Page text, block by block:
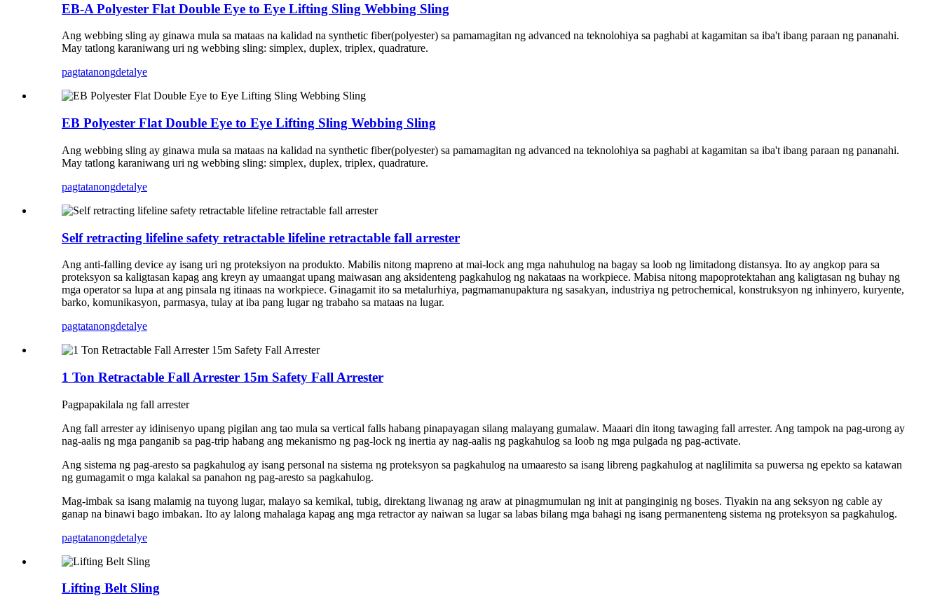
EB-A Polyester Flat Double Eye to Eye Lifting Sling Webbing Sling
Ang webbing sling ay ginawa mula sa mataas na kalidad na synthetic fiber(polyester) sa pamamagitan ng advanced na teknolohiya sa paghabi at kagamitan sa iba't ibang paraan ng pananahi.
May tatlong karaniwang uri ng webbing sling: simplex, duplex, triplex, quadrature.
pagtatanongdetalye
EB Polyester Flat Double Eye to Eye Lifting Sling Webbing Sling
Ang webbing sling ay ginawa mula sa mataas na kalidad na synthetic fiber(polyester) sa pamamagitan ng advanced na teknolohiya sa paghabi at kagamitan sa iba't ibang paraan ng pananahi.
May tatlong karaniwang uri ng webbing sling: simplex, duplex, triplex, quadrature.
pagtatanongdetalye
Self retracting lifeline safety retractable lifeline retractable fall arrester
Ang anti-falling device ay isang uri ng proteksiyon na produkto. Mabilis nitong mapreno at mai-lock ang mga nahuhulog na bagay sa loob ng limitadong distansya. Ito ay angkop para sa
proteksyon sa kaligtasan kapag ang kreyn ay umaangat upang maiwasan ang aksidenteng pagkahulog ng nakataas na workpiece. Mabisa nitong mapoprotektahan ang kaligtasan ng buhay ng
mga operator sa lupa at ang pinsala ng itinaas na workpiece. Ginagamit ito sa metalurhiya, pagmamanupaktura ng sasakyan, industriya ng petrochemical, konstruksyon ng inhinyero, kuryente,
barko, komunikasyon, parmasya, tulay at iba pang lugar ng trabaho sa mataas na lugar.
pagtatanongdetalye
1 Ton Retractable Fall Arrester 15m Safety Fall Arrester
Pagpapakilala ng fall arrester
Ang fall arrester ay idinisenyo upang pigilan ang tao mula sa vertical falls habang pinapayagan silang malayang gumalaw. Maaari din itong tawaging fall arrester. Ang tampok na pag-urong ay
nag-aalis ng mga panganib sa pag-trip habang ang mekanismo ng pag-lock ng inertia ay nag-aalis ng pagkahulog sa loob ng mga pulgada ng pag-activate.
Ang sistema ng pag-aresto sa pagkahulog ay isang personal na sistema ng proteksyon sa pagkahulog na umaaresto sa isang libreng pagkahulog at naglilimita sa puwersa ng epekto sa katawan
ng gumagamit o mga kalakal sa panahon ng pag-aresto sa pagkahulog.
Mag-imbak sa isang malamig na tuyong lugar, malayo sa kemikal, tubig, direktang liwanag ng araw at pinagmumulan ng init at panginginig ng boses. Tiyakin na ang seksyon ng cable ay
ganap na binawi bago imbakan. Ito ay lalong mahalaga kapag ang mga retractor ay naiwan sa lugar sa labas bilang mga bahagi ng isang permanenteng sistema ng proteksyon sa pagkahulog.
pagtatanongdetalye
Lifting Belt Sling